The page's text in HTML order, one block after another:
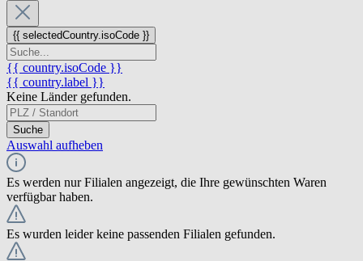
{{ selectedCountry.isoCode }}
{{ country.isoCode }}
{{ country.label }}
Keine Länder gefunden.
Suche
Auswahl aufheben
Es werden nur Filialen angezeigt, die Ihre gewünschten Waren
verfügbar haben.
Es wurden leider keine passenden Filialen gefunden.